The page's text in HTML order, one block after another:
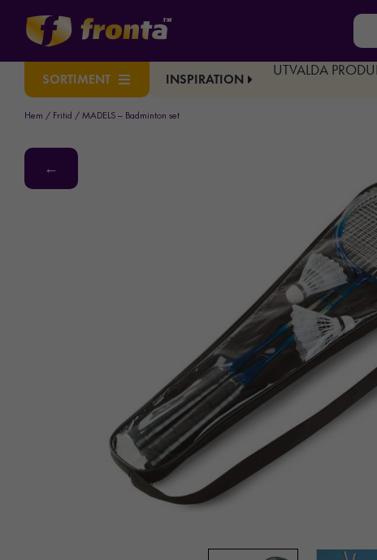
SORTIMENT INSPIRATION
UTVALDA
Hem / Fritid / MADELS – Badminton set
←